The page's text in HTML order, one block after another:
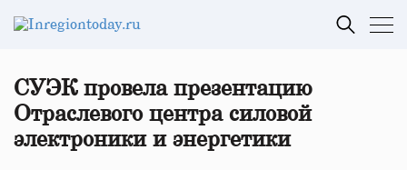
СУЭК провела презентацию
Отраслевого центра силовой
электроники и энергетики